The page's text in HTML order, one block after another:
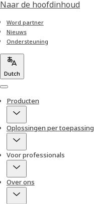
Naar de hoofdinhoud
Word partner
Nieuws
Ondersteuning
Dutch
Menu
Producten
Oplossingen per toepassing
Voor professionals
Over ons